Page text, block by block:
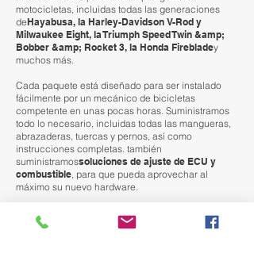
motocicletas, incluidas todas las generaciones
deHayabusa, la Harley-Davidson V-Rod y
Milwaukee Eight, la Triumph Speed Twin &amp;
Bobber &amp; Rocket 3, la Honda Firebladey
muchos más.
Cada paquete está diseñado para ser instalado
fácilmente por un mecánico de bicicletas
competente en unas pocas horas. Suministramos
todo lo necesario, incluidas todas las mangueras,
abrazaderas, tuercas y pernos, así como
instrucciones completas. también
suministramossoluciones de ajuste de ECU y
combustible, para que pueda aprovechar al
máximo su nuevo hardware.
Aquí en TTS no escatimamos esfuerzos, por lo que
cada kit se fabrica bajo pedido con un plazo de